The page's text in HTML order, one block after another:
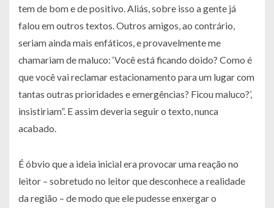
tem de bom e de positivo. Aliás, sobre isso a gente já
falou em outros textos. Outros amigos, ao contrário,
seriam ainda mais enfáticos, e provavelmente me
chamariam de maluco: ‘Você está ficando doido? Como é
que você vai reclamar estacionamento para um lugar com
tantas outras prioridades e emergências? Ficou maluco?’,
insistiriam”. E assim deveria seguir o texto, nunca
acabado.
É óbvio que a ideia inicial era provocar uma reação no
leitor – sobretudo no leitor que desconhece a realidade
da região – de modo que ele pudesse enxergar o